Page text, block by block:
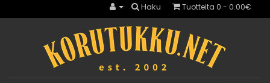
Haku Tuotteita 0 - 0.00€